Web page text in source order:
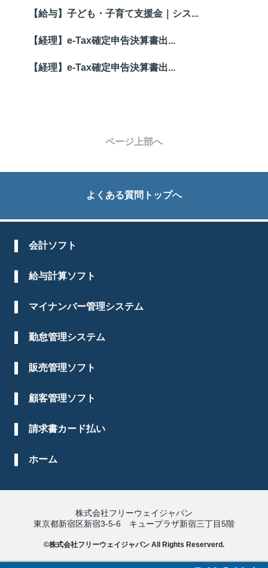
【給与】子ども・子育て支援金｜シス...
【経理】e-Tax確定申告決算書出...
【経理】e-Tax確定申告決算書出...
ページ上部へ
よくある質問トップへ
会計ソフト
給与計算ソフト
マイナンバー管理システム
勤怠管理システム
販売管理ソフト
顧客管理ソフト
請求書カード払い
ホーム
株式会社フリーウェイジャパン
東京都新宿区新宿3-5-6 キュープラザ新宿三丁目5階
©株式会社フリーウェイジャパン All Rights Reserverd.